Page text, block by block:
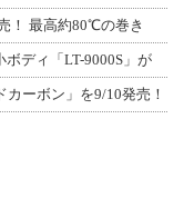
！ 最高約80℃の巻き
ボディ「LT-9000S」が
カーボン」を9/10発売！